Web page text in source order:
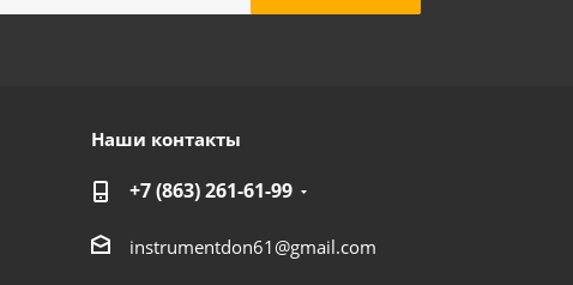
Наши контакты
+7 (863) 261-61-99
instrumentdon61@gmail.com